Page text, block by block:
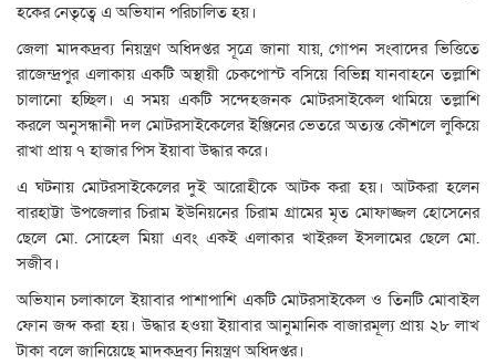
হকের নেতৃত্বে এ অভিযান পরিচালিত হয়।
জেলা মাদকদ্রব্য নিয়ন্ত্রণ অধিদপ্তর সূত্রে জানা যায়, গোপন সংবাদের ভিত্তিতে
রাজেন্দ্রপুর এলাকায় একটি অস্থায়ী চেকপোস্ট বসিয়ে বিভিন্ন যানবাহনে তল্লাশি
চালানো হচ্ছিল। এ সময় একটি সন্দেহজনক মোটরসাইকেল থামিয়ে তল্লাশি
করলে অনুসন্ধানী দল মোটরসাইকেলের ইঞ্জিনের ভেতরে অত্যন্ত কৌশলে লুকিয়ে
রাখা প্রায় ৭ হাজার পিস ইয়াবা উদ্ধার করে।
এ ঘটনায় মোটরসাইকেলের দুই আরোহীকে আটক করা হয়। আটকরা হলেন
বারহাট্টা উপজেলার চিরাম ইউনিয়নের চিরাম গ্রামের মৃত মোফাজ্জল হোসেনের
ছেলে মো. সোহেল মিয়া এবং একই এলাকার খাইরুল ইসলামের ছেলে মো.
সজীব।
অভিযান চলাকালে ইয়াবার পাশাপাশি একটি মোটরসাইকেল ও তিনটি মোবাইল
ফোন জব্দ করা হয়। উদ্ধার হওয়া ইয়াবার আনুমানিক বাজারমূল্য প্রায় ২৮ লাখ
টাকা বলে জানিয়েছে মাদকদ্রব্য নিয়ন্ত্রণ অধিদপ্তর।